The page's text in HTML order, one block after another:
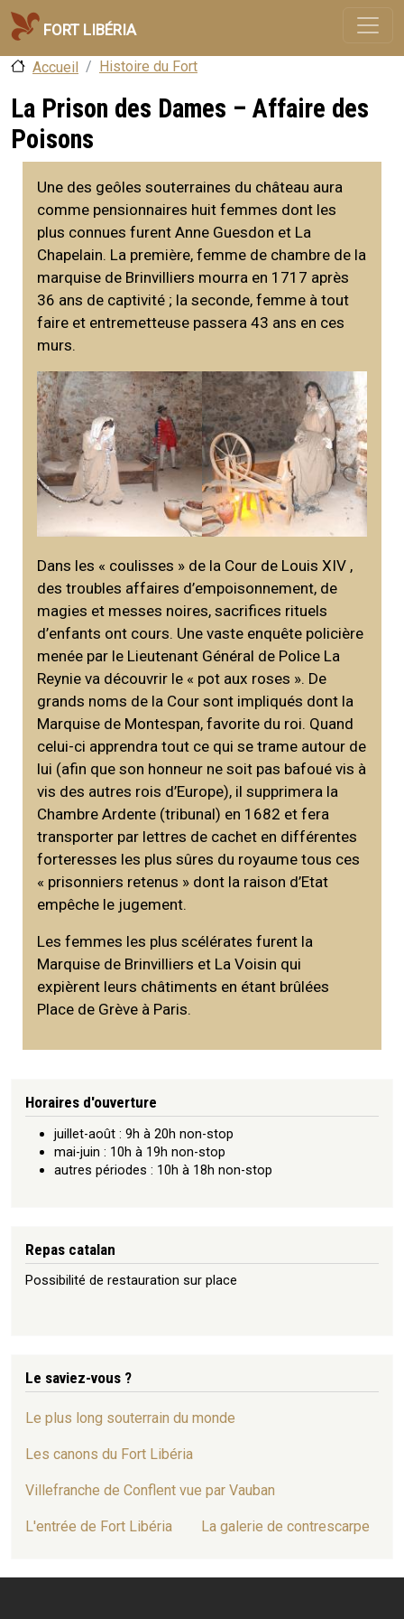
Aller au contenu principal
Fort Libéria
Accueil Histoire du Fort
La Prison des Dames – Affaire des
Poisons
Une des geôles souterraines du château aura
comme pensionnaires huit femmes dont les
plus connues furent Anne Guesdon et La
Chapelain. La première, femme de chambre de la
marquise de Brinvilliers mourra en 1717 après
36 ans de captivité ; la seconde, femme à tout
faire et entremetteuse passera 43 ans en ces
murs.
Dans les « coulisses » de la Cour de Louis XIV ,
des troubles affaires d’empoisonnement, de
magies et messes noires, sacrifices rituels
d’enfants ont cours. Une vaste enquête policière
menée par le Lieutenant Général de Police La
Reynie va découvrir le « pot aux roses ». De
grands noms de la Cour sont impliqués dont la
Marquise de Montespan, favorite du roi. Quand
celui-ci apprendra tout ce qui se trame autour de
lui (afin que son honneur ne soit pas bafoué vis à
vis des autres rois d’Europe), il supprimera la
Chambre Ardente (tribunal) en 1682 et fera
transporter par lettres de cachet en différentes
forteresses les plus sûres du royaume tous ces
« prisonniers retenus » dont la raison d’Etat
empêche le jugement.
Les femmes les plus scélérates furent la
Marquise de Brinvilliers et La Voisin qui
expièrent leurs châtiments en étant brûlées
Place de Grève à Paris.
Horaires d'ouverture
juillet-août : 9h à 20h non-stop
mai-juin : 10h à 19h non-stop
autres périodes : 10h à 18h non-stop
Repas catalan
Possibilité de restauration sur place
Le saviez-vous ?
Le plus long souterrain du monde
Les canons du Fort Libéria
Villefranche de Conflent vue par Vauban
L'entrée de Fort Libéria La galerie de contrescarpe